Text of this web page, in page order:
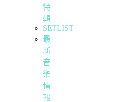
特
輯
SETLIST
最
新
音
樂
情
報